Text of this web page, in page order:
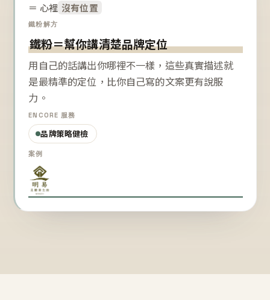
＝ 心裡 沒有位置
鐵粉解方
鐵粉＝幫你講清楚品牌定位
用自己的話講出你哪裡不一樣，這些真實描述就
是最精準的定位，比你自己寫的文案更有說服
力。
ENCORE 服務
品牌策略健檢
案例